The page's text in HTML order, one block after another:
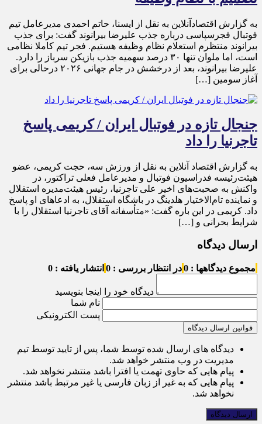
به گزارش اقتصادآنلاین به نقل از ایسنا، حاتم احمدی مدیرعامل تیم
فوتبال فجرسپاسی درباره جذب علیرضا بیرانوند گفت: برای جذب
بیرانوند منتظرم استعلام نظام وظیفه هستیم. فجر تیم کاملا نظامی
است، اما ملوان تنها ۳۰ درصد سهمیه جذب بازیکن سرباز را دارد.
علیرضا بیرانوند، بعد از درخشش در جام جهانی ۲۰۲۶ درحالی برای
آغاز سومین […]
جنجال تازه در فوتبال ایران / کریمی پاسخ
تاجرنیا را داد
به گزارش اقتصاد آنلاین به نقل از ورزش سه، حجت کریمی، عضو
هیئت‌رئیسه فدراسیون فوتبال و مدیرعامل فعلی تراکتور، در
واکنش به صحبت‌های اخیر علی تاجرنیا، رئیس هیئت‌مدیره استقلال
و نماینده تام‌الاختیار هلدینگ در باشگاه استقلال، به ادعا‌های او پاسخ
داد. کریمی در این باره گفت: «متأسفانه آقای تاجرنیا استقلال را با
شرایط بحرانی و […]
ارسال دیدگاه
مجموع دیدگاهها : 0 در انتظار بررسی : 0 انتشار یافته : 0
دیدگاه خود را اینجا بنویسید
نام شما
پست الکترونیکی
قوانین ارسال دیدگاه
دیدگاه های ارسال شده توسط شما، پس از تایید توسط تیم
مدیریت در وب منتشر خواهد شد.
پیام هایی که حاوی تهمت یا افترا باشد منتشر نخواهد شد.
پیام هایی که به غیر از زبان فارسی یا غیر مرتبط باشد منتشر
نخواهد شد.